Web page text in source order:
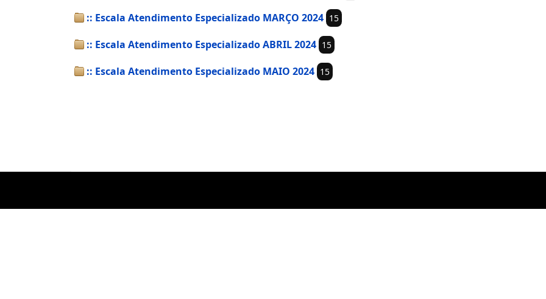
:: Escala Atendimento Especializado MARÇO 2024 15
:: Escala Atendimento Especializado ABRIL 2024 15
:: Escala Atendimento Especializado MAIO 2024 15